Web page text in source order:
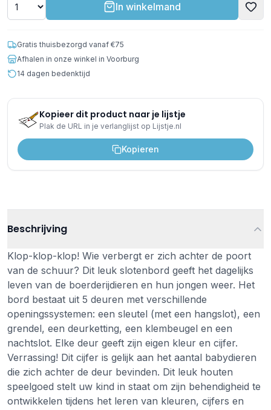
In winkelmand
Gratis thuisbezorgd vanaf €75
Afhalen in onze winkel in Voorburg
14 dagen bedenktijd
Kopieer dit product naar je lijstje
Plak de URL in je verlanglijst op Lijstje.nl
Kopieren
Beschrijving
Klop-klop-klop! Wie verbergt er zich achter de poort
van de schuur? Dit leuk slotenbord geeft het dagelijks
leven van de boerderijdieren en hun jongen weer. Het
bord bestaat uit 5 deuren met verschillende
openingssystemen: een sleutel (met een hangslot), een
grendel, een deurketting, een klembeugel en een
nachtslot. Elke deur geeft zijn eigen kleur en cijfer.
Verrassing! Dit cijfer is gelijk aan het aantal babydieren
die zich achter de deur bevinden. Dit leuk houten
speelgoed stelt uw kind in staat om zijn behendigheid te
ontwikkelen tijdens het leren van kleuren, cijfers en